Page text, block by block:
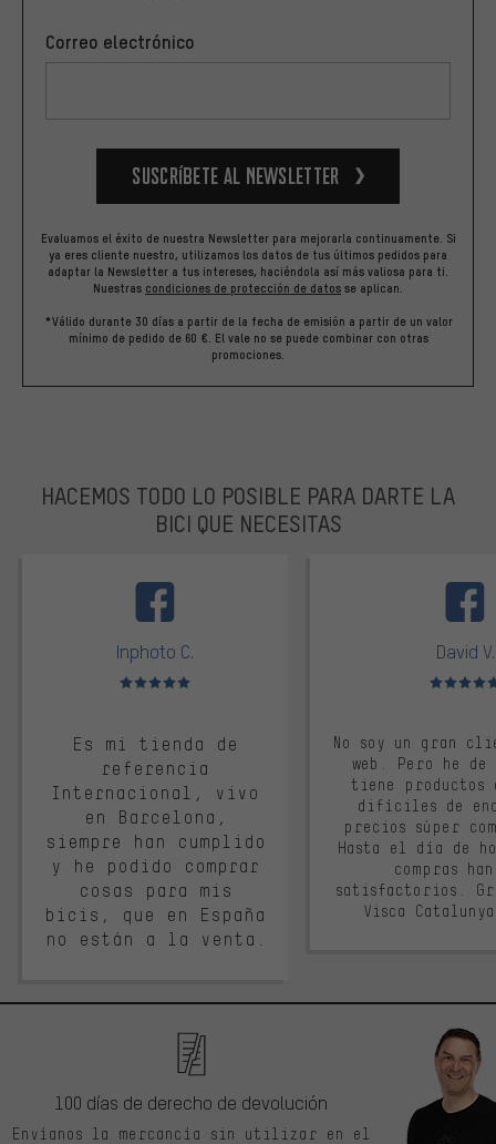
Correo electrónico
Suscríbete al newsletter
Evaluamos el éxito de nuestra Newsletter para mejorarla continuamente. Si
ya eres cliente nuestro, utilizamos los datos de tus últimos pedidos para
adaptar la Newsletter a tus intereses, haciéndola así más valiosa para ti.
Nuestras condiciones de protección de datos se aplican.
*Válido durante 30 días a partir de la fecha de emisión a partir de un valor
mínimo de pedido de 60 €. El vale no se puede combinar con otras
promociones.
HACEMOS TODO LO POSIBLE PARA DARTE LA
BICI QUE NECESITAS
Inphoto C.
Valoración media: 5 de 5
Es mi tienda de
referencia
Internacional, vivo
en Barcelona,
siempre han cumplido
y he podido comprar
cosas para mis
bicis, que en España
no están a la venta.
David V.
Valoración
No soy un gran
web. Pero he
tiene productos
difíciles de
precios súper
Hasta el día de
compras
satisfactorios.
Visca
100 días de derecho de devolución
Envíanos la mercancía sin utilizar en el